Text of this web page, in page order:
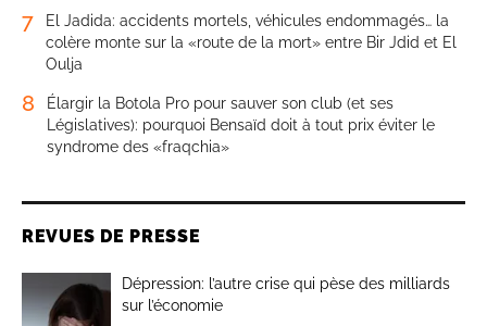
7
El Jadida: accidents mortels, véhicules endommagés… la
colère monte sur la «route de la mort» entre Bir Jdid et El
Oulja
8
Élargir la Botola Pro pour sauver son club (et ses
Législatives): pourquoi Bensaïd doit à tout prix éviter le
syndrome des «fraqchia»
REVUES DE PRESSE
Dépression: l’autre crise qui pèse des milliards
sur l’économie